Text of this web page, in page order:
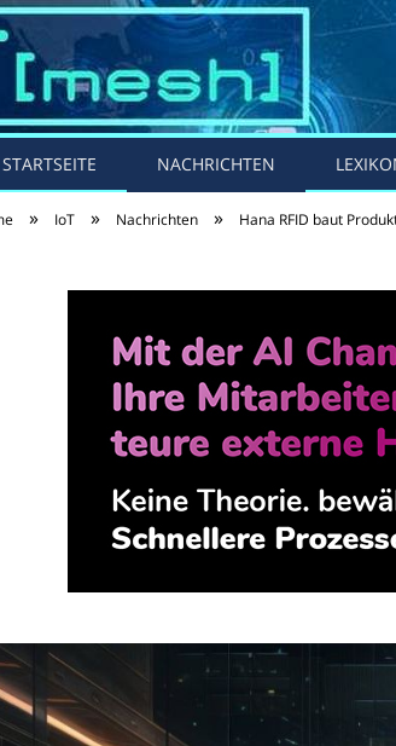
STARTSEITE NACHRICHTEN
» IoT » Nachrichten » Hana RFID baut